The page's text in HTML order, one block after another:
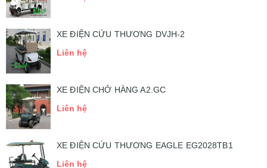
XE ĐIỆN CỨU THƯƠNG DVJH-2
Liên hệ
XE ĐIỆN CHỞ HÀNG A2.GC
Liên hệ
XE ĐIỆN CỨU THƯƠNG EAGLE EG2028TB1
Liên hệ